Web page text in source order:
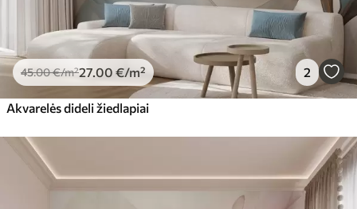
45.00€/m²27 .00 €/m² 2
Akvarelės dideli žiedlapiai